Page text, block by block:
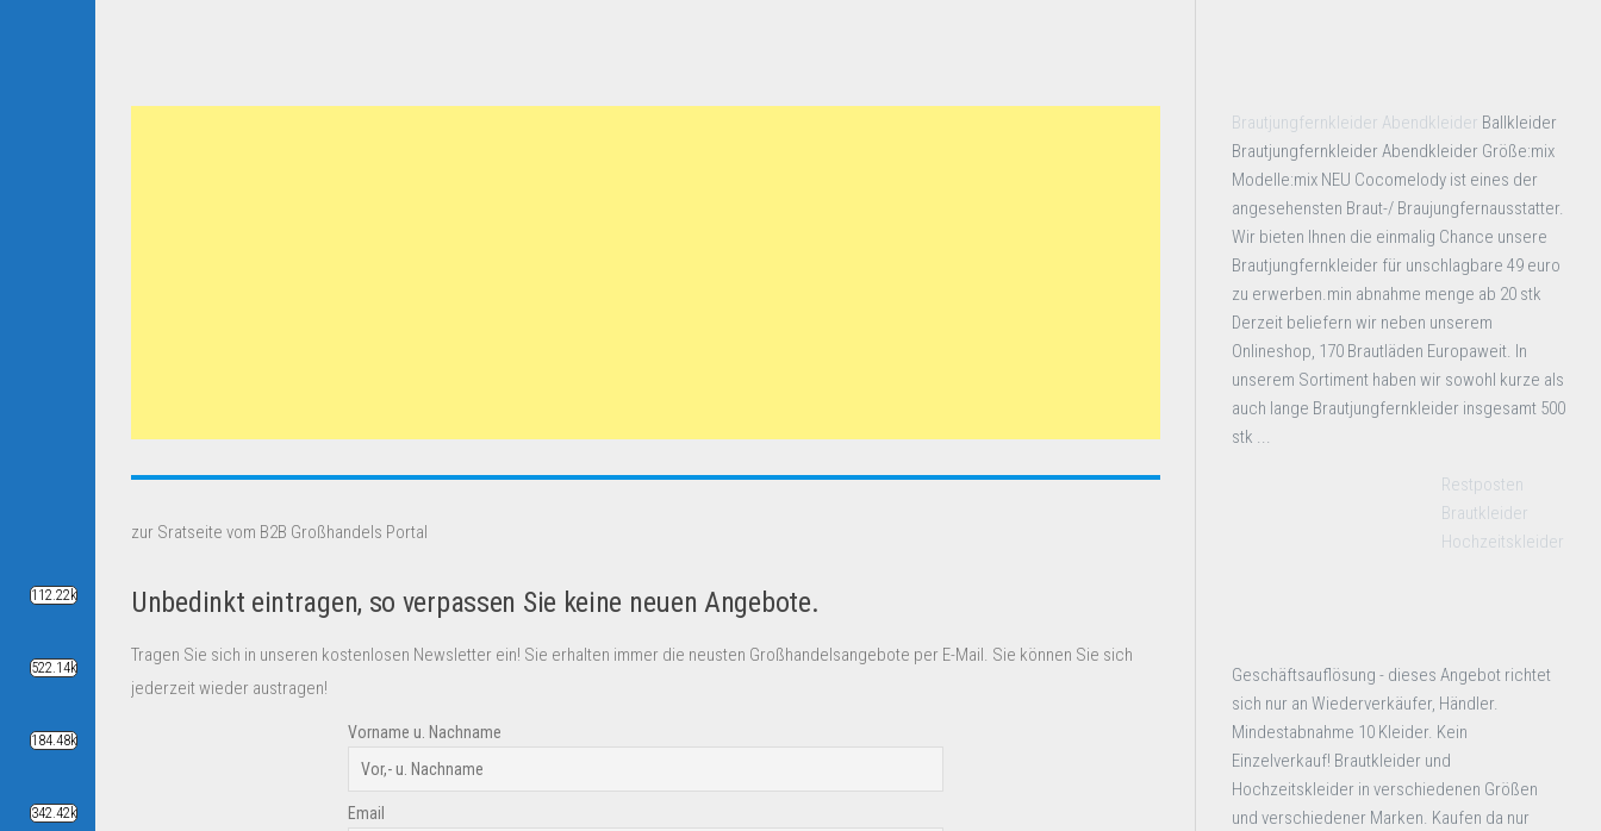
zur Sratseite vom B2B Großhandels Portal
Unbedinkt eintragen, so verpassen Sie keine neuen Angebote.
Tragen Sie sich in unseren kostenlosen Newsletter ein! Sie erhalten immer die neusten Großhandelsangebote per E-Mail. Sie können Sie sich
jederzeit wieder austragen!
Vorname u. Nachname
Email
Brautjungfernkleider Abendkleider Ballkleider
Brautjungfernkleider Abendkleider Größe:mix
Modelle:mix NEU Cocomelody ist eines der
angesehensten Braut-/ Braujungfernausstatter.
Wir bieten Ihnen die einmalig Chance unsere
Brautjungfernkleider für unschlagbare 49 euro
zu erwerben.min abnahme menge ab 20 stk
Derzeit beliefern wir neben unserem
Onlineshop, 170 Brautläden Europaweit. In
unserem Sortiment haben wir sowohl kurze als
auch lange Brautjungfernkleider insgesamt 500
stk ...
Restposten
Brautkleider
Hochzeitskleider
Geschäftsauflösung - dieses Angebot richtet
sich nur an Wiederverkäufer, Händler.
Mindestabnahme 10 Kleider. Kein
Einzelverkauf! Brautkleider und
Hochzeitskleider in verschiedenen Größen
und verschiedener Marken. Kaufen da nur
112.22k
522.14k
184.48k
342.42k